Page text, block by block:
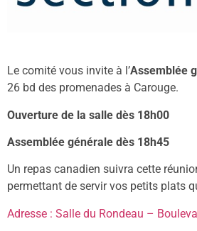
Le comité vous invite à l’Assemblée
26 bd des promenades à Carouge.
Ouverture de la salle dès 18h00
Assemblée générale dès 18h45
Un repas canadien suivra cette
permettant de servir vos petits plats
Adresse : Salle du Rondeau –